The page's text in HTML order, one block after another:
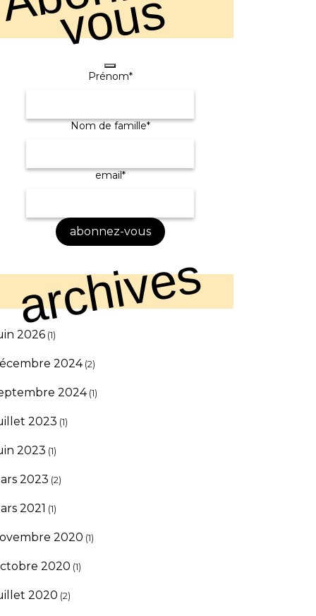
s
Prénom*
Nom de famille*
email*
abonnez-vous
archives
2026 (1)
2024(2)
2024(1)
2023 (1)
2023 (1)
2023 (2)
2021 (1)
2020 (1)
2020 (1)
2020 (2)